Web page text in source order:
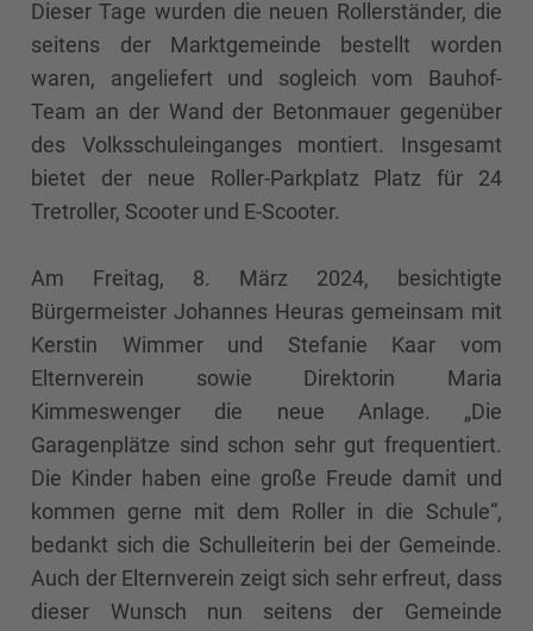
Dieser Tage wurden die neuen Rollerständer, die
seitens der Marktgemeinde bestellt worden
waren, angeliefert und sogleich vom Bauhof-
Team an der Wand der Betonmauer gegenüber
des Volksschuleinganges montiert. Insgesamt
bietet der neue Roller-Parkplatz Platz für 24
Tretroller, Scooter und E-Scooter.
Am Freitag, 8. März 2024, besichtigte
Bürgermeister Johannes Heuras gemeinsam mit
Kerstin Wimmer und Stefanie Kaar vom
Elternverein sowie Direktorin Maria
Kimmeswenger die neue Anlage. „Die
Garagenplätze sind schon sehr gut frequentiert.
Die Kinder haben eine große Freude damit und
kommen gerne mit dem Roller in die Schule“,
bedankt sich die Schulleiterin bei der Gemeinde.
Auch der Elternverein zeigt sich sehr erfreut, dass
dieser Wunsch nun seitens der Gemeinde